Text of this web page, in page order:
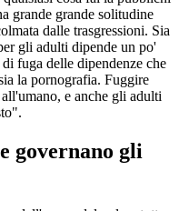
grande grande solitudine
dalle trasgressioni. Sia
gli adulti dipende un po'
fuga delle dipendenze che
la pornografia. Fuggire
e anche gli adulti
governano gli